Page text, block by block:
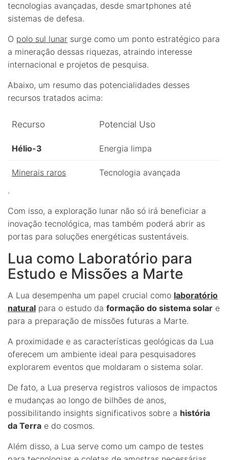
tecnologias avançadas, desde smartphones até
sistemas de defesa.
O polo sul lunar surge como um ponto estratégico para
a mineração dessas riquezas, atraindo interesse
internacional e projetos de pesquisa.
Abaixo, um resumo das potencialidades desses
recursos tratados acima:
Recurso Potencial Uso
Hélio-3 Energia limpa
Minerais raros
Tecnologia avançada
.
Com isso, a exploração lunar não só irá beneficiar a
inovação tecnológica, mas também poderá abrir as
portas para soluções energéticas sustentáveis.
Lua como Laboratório para
Estudo e Missões a Marte
A Lua desempenha um papel crucial como laboratório
natural para o estudo da formação do sistema solar e
para a preparação de missões futuras a Marte.
A proximidade e as características geológicas da Lua
oferecem um ambiente ideal para pesquisadores
explorarem eventos que moldaram o sistema solar.
De fato, a Lua preserva registros valiosos de impactos
e mudanças ao longo de bilhões de anos,
possibilitando insights significativos sobre a história
da Terra e do cosmos.
Além disso, a Lua serve como um campo de testes